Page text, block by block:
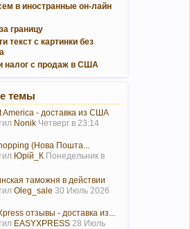
в иностранные он-лайн
границу
текст с картинки без
налог с продаж в США
темы
America - доставка из США
Nonik Четверг в 23:14
(Нова Пошта...
Юрій_К Понедельник в
таможня в действии
Oleg_sale 30 Июль 2026
отзывы - доставка из...
EASYXPRESS 28 Июль